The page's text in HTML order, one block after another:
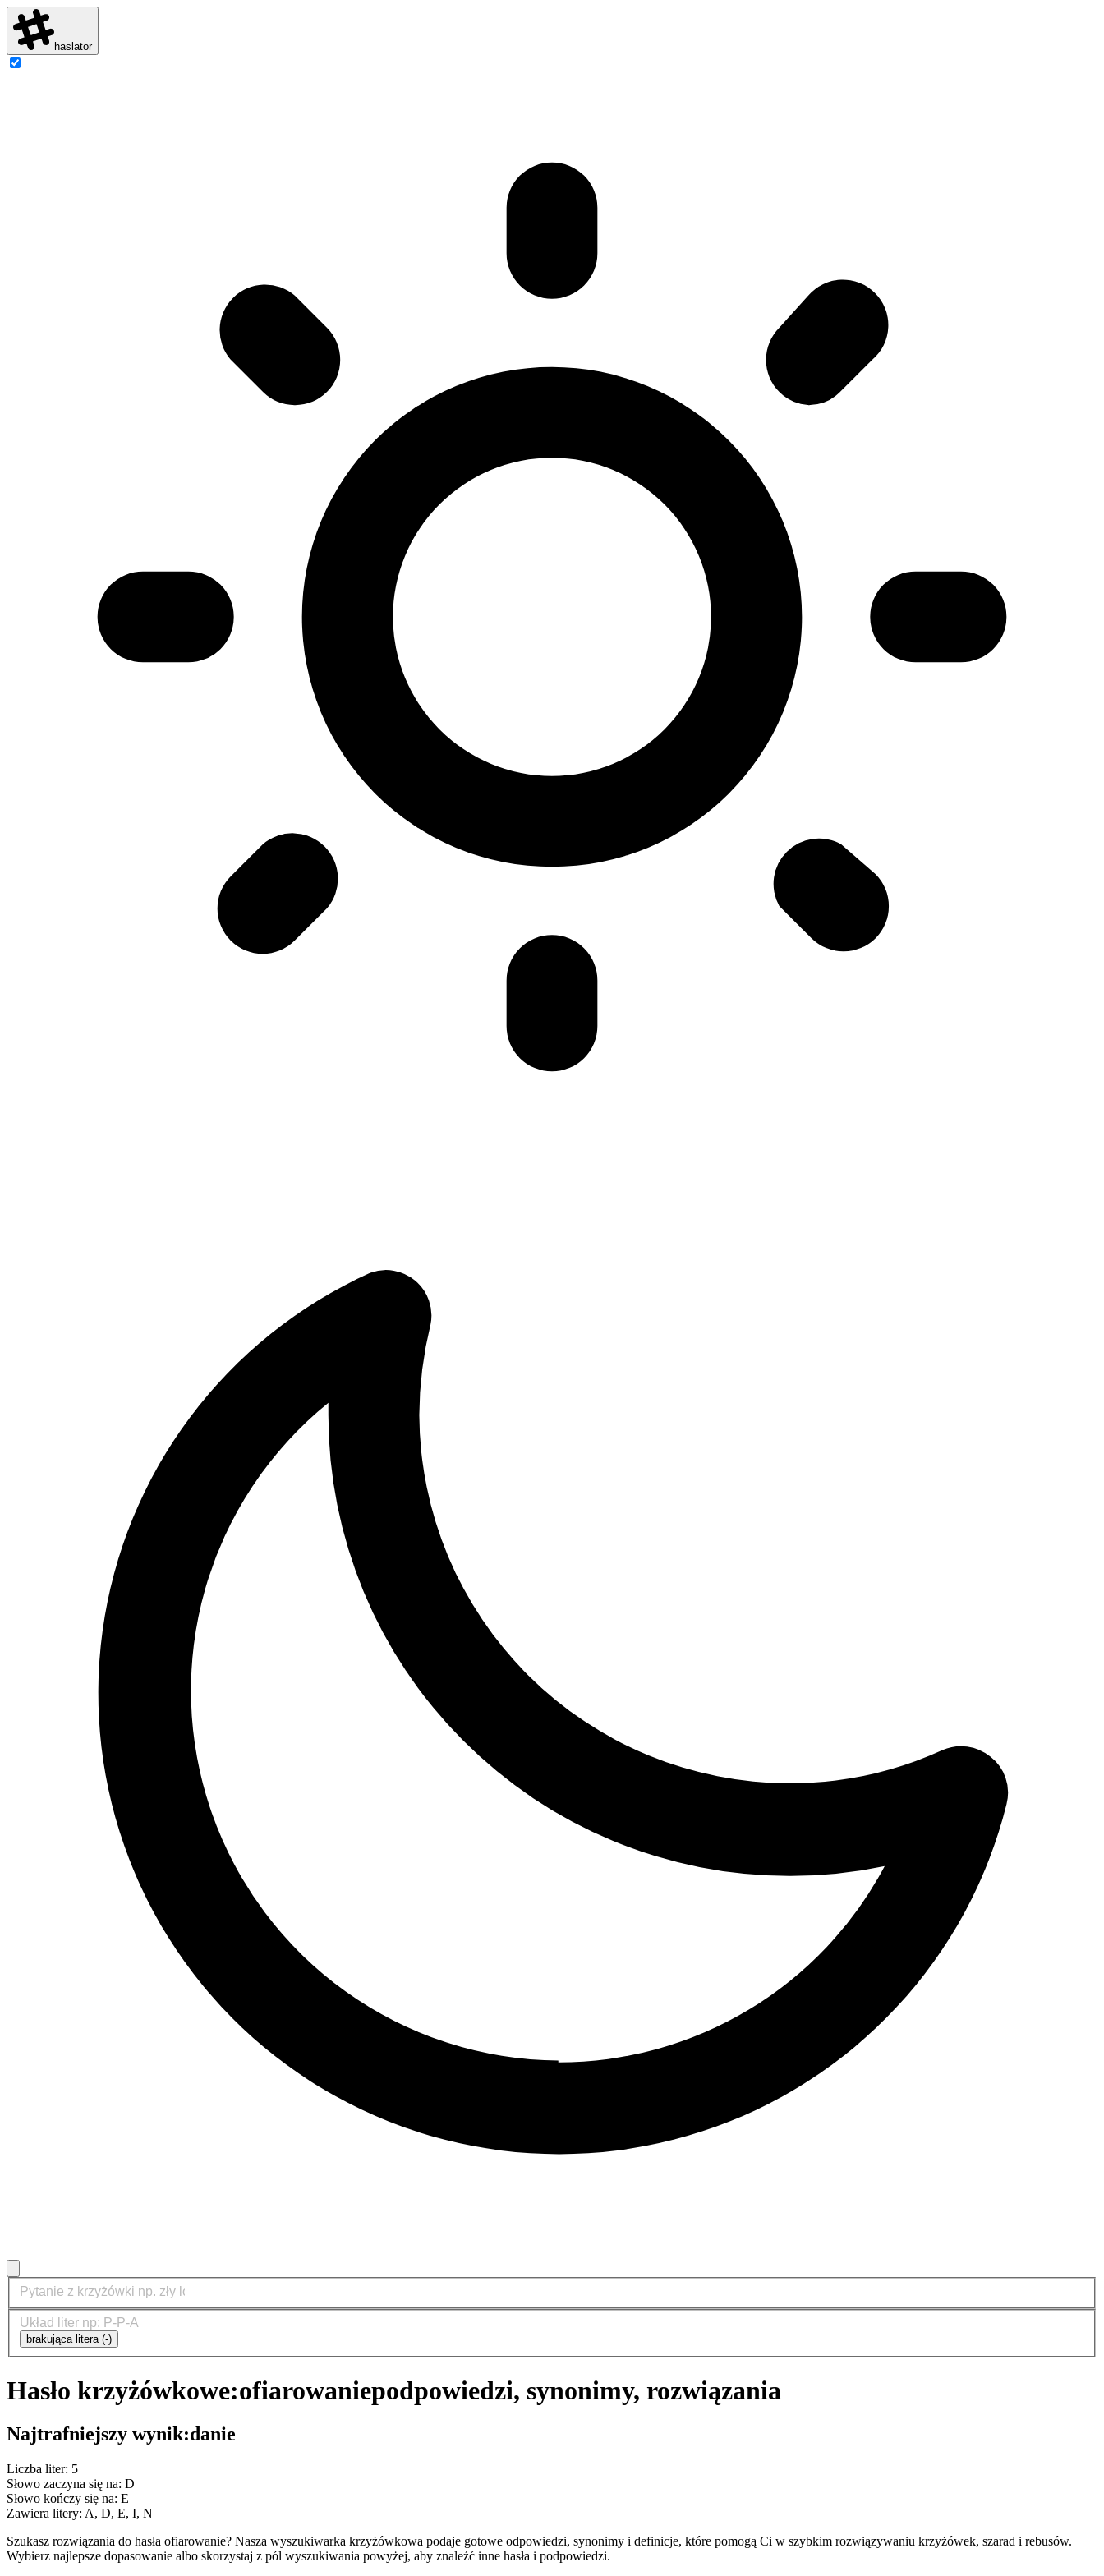
haslator
brakująca litera (-)
Hasło krzyżówkowe:ofiarowaniepodpowiedzi, synonimy, rozwiązania
Najtrafniejszy wynik:danie
Liczba liter: 5
Słowo zaczyna się na: D
Słowo kończy się na: E
Zawiera litery: A, D, E, I, N
Szukasz rozwiązania do hasła ofiarowanie? Nasza wyszukiwarka krzyżówkowa podaje gotowe odpowiedzi, synonimy i definicje, które pomogą Ci w szybkim rozwiązywaniu krzyżówek, szarad i rebusów.
Wybierz najlepsze dopasowanie albo skorzystaj z pól wyszukiwania powyżej, aby znaleźć inne hasła i podpowiedzi.